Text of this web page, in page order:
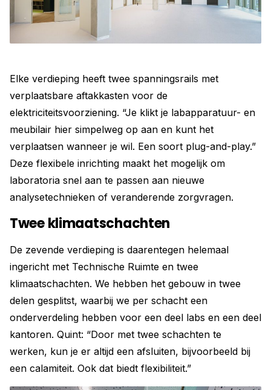
Elke verdieping heeft twee spanningsrails met
verplaatsbare aftakkasten voor de
elektriciteitsvoorziening. “Je klikt je labapparatuur- en
meubilair hier simpelweg op aan en kunt het
verplaatsen wanneer je wil. Een soort plug-and-play.”
Deze flexibele inrichting maakt het mogelijk om
laboratoria snel aan te passen aan nieuwe
analysetechnieken of veranderende zorgvragen.
Twee klimaatschachten
De zevende verdieping is daarentegen helemaal
ingericht met Technische Ruimte en twee
klimaatschachten. We hebben het gebouw in twee
delen gesplitst, waarbij we per schacht een
onderverdeling hebben voor een deel labs en een deel
kantoren. Quint: “Door met twee schachten te
werken, kun je er altijd een afsluiten, bijvoorbeeld bij
een calamiteit. Ook dat biedt flexibiliteit.”